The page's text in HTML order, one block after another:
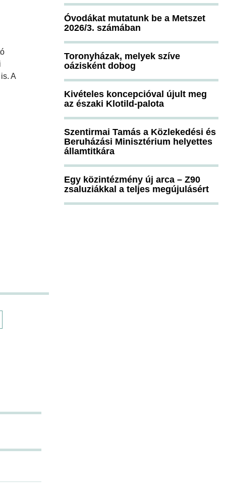
A
Óvodákat mutatunk be a Metszet
2026/3. számában
Toronyházak, melyek szíve
oázisként dobog
Kivételes koncepcióval újult meg
az északi Klotild-palota
Szentirmai Tamás a Közlekedési és
Beruházási Minisztérium helyettes
államtitkára
Egy közintézmény új arca – Z90
zsaluziákkal a teljes megújulásért